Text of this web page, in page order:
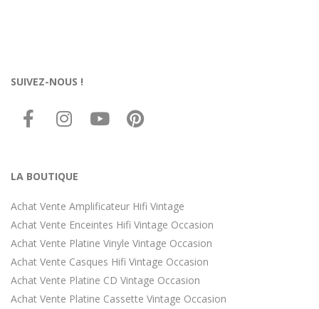
SUIVEZ-NOUS !
LA BOUTIQUE
Achat Vente Amplificateur Hifi Vintage
Achat Vente Enceintes Hifi Vintage Occasion
Achat Vente Platine Vinyle Vintage Occasion
Achat Vente Casques Hifi Vintage Occasion
Achat Vente Platine CD Vintage Occasion
Achat Vente Platine Cassette Vintage Occasion